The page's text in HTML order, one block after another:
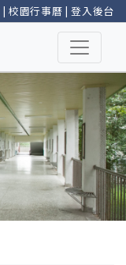
| 校園行事曆 |登入後台